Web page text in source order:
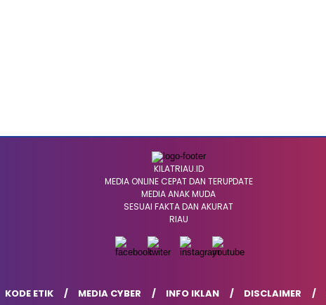
KILATRIAU.ID
MEDIA ONLINE CEPAT DAN TERUPDATE
MEDIA ANAK MUDA
SESUAI FAKTA DAN AKURAT
RIAU
KODE ETIK MEDIA CYBER INFO IKLAN DISCLAIMER